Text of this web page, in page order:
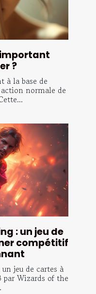
?
à la base de
normale de
: un jeu de
compétitif
jeu de cartes à
Wizards of the